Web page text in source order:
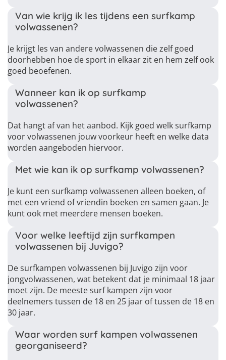
Van wie krijg ik les tijdens een surfkamp
volwassenen?
Je krijgt les van andere volwassenen die zelf goed
doorhebben hoe de sport in elkaar zit en hem zelf ook
goed beoefenen.
Wanneer kan ik op surfkamp
volwassenen?
Dat hangt af van het aanbod. Kijk goed welk surfkamp
voor volwassenen jouw voorkeur heeft en welke data
worden aangeboden hiervoor.
Met wie kan ik op surfkamp volwassenen?
Je kunt een surfkamp volwassenen alleen boeken, of
met een vriend of vriendin boeken en samen gaan. Je
kunt ook met meerdere mensen boeken.
Voor welke leeftijd zijn surfkampen
volwassenen bij Juvigo?
De surfkampen volwassenen bij Juvigo zijn voor
jongvolwassenen, wat betekent dat je minimaal 18 jaar
moet zijn. De meeste surf kampen zijn voor
deelnemers tussen de 18 en 25 jaar of tussen de 18 en
30 jaar.
Waar worden surf kampen volwassenen
georganiseerd?